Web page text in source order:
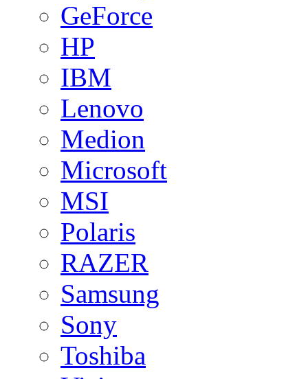
GeForce
HP
IBM
Lenovo
Medion
Microsoft
MSI
Polaris
RAZER
Samsung
Sony
Toshiba